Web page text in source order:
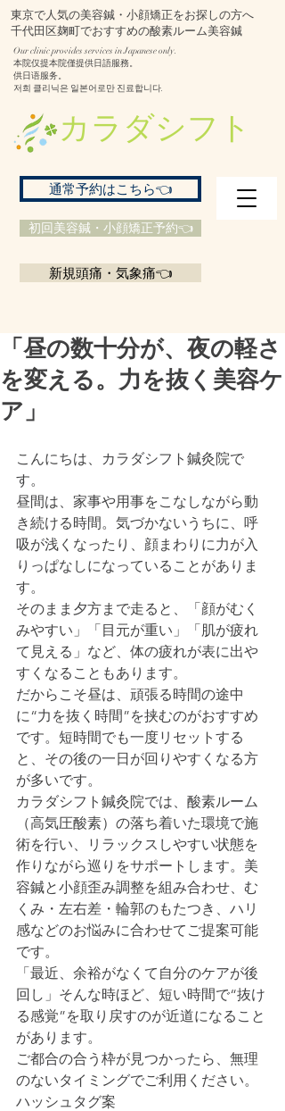
東京で人気の美容鍼・小顔矯正をお探しの方へ
千代田区麹町でおすすめの酸素ルーム美容鍼
​カラダシフト
初回美容鍼・小顔矯正予約👈
通常予約はこちら👈
新規頭痛・気象痛👈
Our clinic provides services in Japanese only.
本院仅提本院僅提供日語服務。
供日语服务。
저희 클리닉은 일본어로만 진료합니다.
「昼の数十分が、夜の軽さ
を変える。力を抜く美容ケ
ア」
こんにちは、カラダシフト鍼灸院で
す。
昼間は、家事や用事をこなしながら動
き続ける時間。気づかないうちに、呼
吸が浅くなったり、顔まわりに力が入
りっぱなしになっていることがありま
す。
そのまま夕方まで走ると、「顔がむく
みやすい」「目元が重い」「肌が疲れ
て見える」など、体の疲れが表に出や
すくなることもあります。
だからこそ昼は、頑張る時間の途中
に“力を抜く時間”を挟むのがおすすめ
です。短時間でも一度リセットする
と、その後の一日が回りやすくなる方
が多いです。
カラダシフト鍼灸院では、酸素ルーム
（高気圧酸素）の落ち着いた環境で施
術を行い、リラックスしやすい状態を
作りながら巡りをサポートします。美
容鍼と小顔歪み調整を組み合わせ、む
くみ・左右差・輪郭のもたつき、ハリ
感などのお悩みに合わせてご提案可能
です。
「最近、余裕がなくて自分のケアが後
回し」そんな時ほど、短い時間で“抜け
る感覚”を取り戻すのが近道になること
があります。
ご都合の合う枠が見つかったら、無理
のないタイミングでご利用ください。
ハッシュタグ案